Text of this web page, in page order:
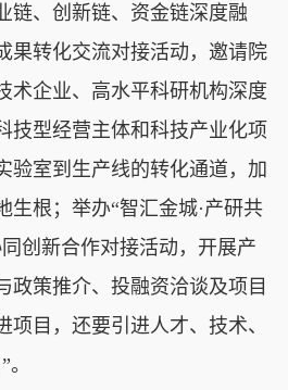
链、创新链、资金链深度融
果转化交流对接活动，邀请院
术企业、高水平科研机构深度
技型经营主体和科技产业化项
验室到生产线的转化通道，加
生根；举办“智汇金城·产研共
创新合作对接活动，开展产
政策推介、投融资洽谈及项目
项目，还要引进人才、技术、